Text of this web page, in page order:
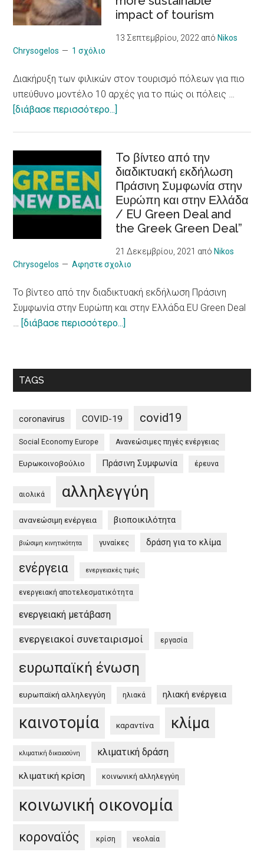
ατόμων
με
χρόνια
/
Social
of
people
with
chronic
Illness
impact of tourism
13 Σεπτεμβρίου, 2022 από Nikos
Chrysogelos
1 σχόλιο
Διακήρυξη των φιλικών στον τουρισμό πόλεων για πιο
υπεύθυνο μοντέλο 10 αρχές για το πώς οι πόλεις …
[διάβασε περισσότερο...]
φιλικών
στον
τουρισμό
πόλεων
για
πιο
υπεύθυνο
μοντέλο
10
principles
on
sustainable
tourism
To βίντεο από την
διαδικτυακή εκδήλωση
Πράσινη Συμφωνία στην
Ευρώπη και στην Ελλάδα
/ EU Green Deal and
the Greek Green Deal”
21 Δεκεμβρίου, 2021 από Nikos
Chrysogelos
Αφηστε σχολιο
To βίντεο από την διαδικτυακή εκδήλωση Πράσινη
Συμφωνία στην Ευρώπη και στην Ελλάδα EU Green Deal
… [διάβασε περισσότερο...]
από
εκδήλωση
Συμφωνία
στην
και
Ελλάδα
Green
Green
TAGS
coronavirus COVID-19 covid19
Social Economy Europe Ανανεώσιμες πηγές ενέργειας
Ευρωκοινοβούλιο Πράσινη Συμφωνία έρευνα
αιολικά αλληλεγγύη
ανανεώσιμη ενέργεια βιοποικιλότητα
βιώσιμη κινητικότητα γυναίκες δράση για το κλίμα
ενέργεια ενεργειακές τιμές
ενεργειακή αποτελεσματικότητα
ενεργειακή μετάβαση
ενεργειακοί συνεταιρισμοί εργασία
ευρωπαϊκή ένωση
ευρωπαϊκή αλληλεγγύη ηλιακά ηλιακή ενέργεια
καινοτομία καραντίνα κλίμα
κλιματική δικαιοσύνη κλιματική δράση
κλιματική κρίση κοινωνική αλληλεγγύη
κοινωνική οικονομία
κοροναϊός κρίση νεολαία